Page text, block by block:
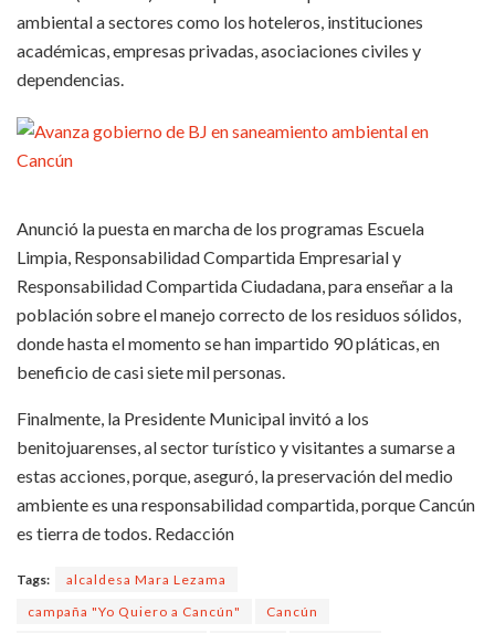
ambiental a sectores como los hoteleros, instituciones
académicas, empresas privadas, asociaciones civiles y
dependencias.
Anunció la puesta en marcha de los programas Escuela
Limpia, Responsabilidad Compartida Empresarial y
Responsabilidad Compartida Ciudadana, para enseñar a la
población sobre el manejo correcto de los residuos sólidos,
donde hasta el momento se han impartido 90 pláticas, en
beneficio de casi siete mil personas.
Finalmente, la Presidente Municipal invitó a los
benitojuarenses, al sector turístico y visitantes a sumarse a
estas acciones, porque, aseguró, la preservación del medio
ambiente es una responsabilidad compartida, porque Cancún
es tierra de todos. Redacción
Tags:
alcaldesa Mara Lezama
campaña "Yo Quiero a Cancún"
Cancún